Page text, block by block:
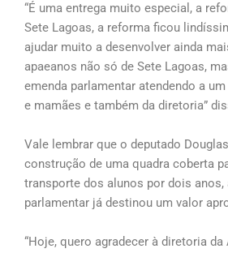
“É uma entrega muito especial, a
Sete Lagoas, a reforma ficou
ajudar muito a desenvolver ainda
apaeanos não só de Sete Lagoas,
emenda parlamentar atendendo a
e mamães e também da diretoria”
Vale lembrar que o deputado
construção de uma quadra coberta
transporte dos alunos por dois
parlamentar já destinou um valor
“Hoje, quero agradecer à diretoria